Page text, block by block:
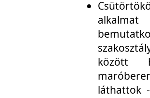
között
láthattok